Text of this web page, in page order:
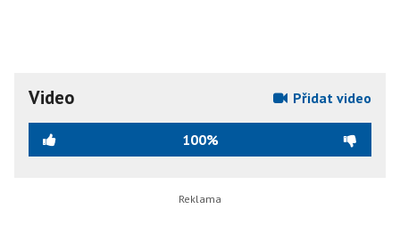
Video Přidat video
100%